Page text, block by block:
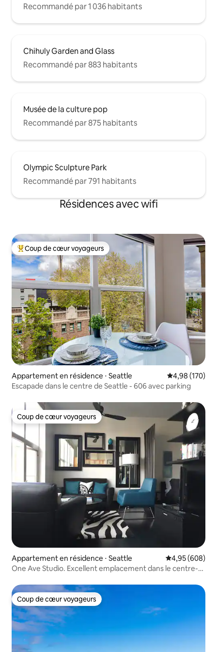
Recommandé par 1 036 habitants
Chihuly Garden and Glass
Recommandé par 883 habitants
Musée de la culture pop
Recommandé par 875 habitants
Olympic Sculpture Park
Recommandé par 791 habitants
Résidences avec wifi
Coups de cœur voyageurs les plus appréciés
Coup de cœur voyageurs
Appartement en résidence ⋅ Seattle Évaluation
4,98 (170)
Escapade dans le centre de Seattle - 606 avec parking
Coup de cœur voyageurs
Coup de cœur voyageurs
Appartement en résidence ⋅ Seattle Évaluation
4,95 (608)
One Ave Studio. Excellent emplacement dans le centre-
Coup de cœur voyageurs
Coup de cœur voyageurs